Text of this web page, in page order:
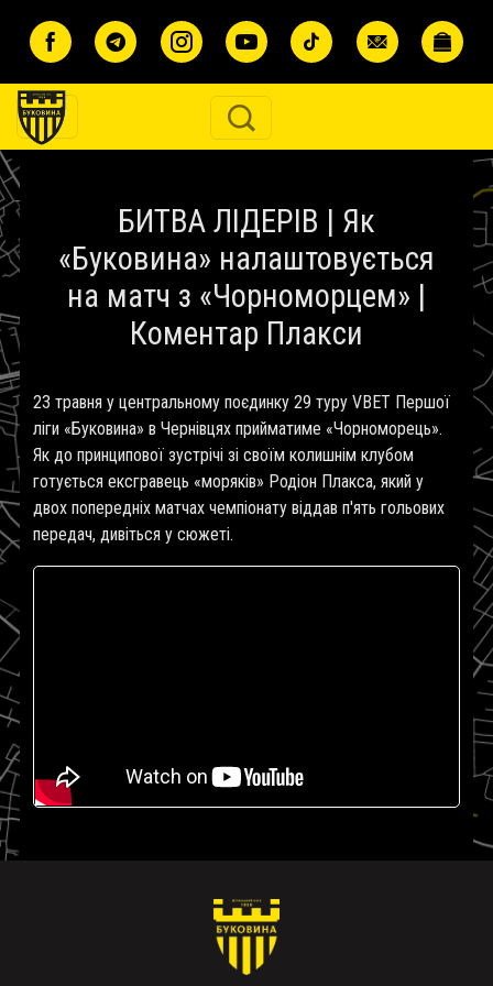
БИТВА ЛІДЕРІВ | Як
«Буковина» налаштовується
на матч з «Чорноморцем» |
Коментар Плакси
23 травня у центральному поєдинку 29 туру VBET Першої
ліги «Буковина» в Чернівцях прийматиме «Чорноморець».
Як до принципової зустрічі зі своїм колишнім клубом
готується ексгравець «моряків» Родіон Плакса, який у
двох попередніх матчах чемпіонату віддав п'ять гольових
передач, дивіться у сюжеті.